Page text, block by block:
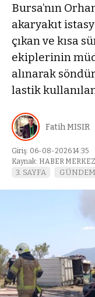
Bursa’nın
akaryakıt
çıkan ve kısa
ekiplerinin
alınarak
lastik
Fatih MISIR
Giriş: 06-08-2026 14:35
Kaynak: HABER
3. SAYFA GÜNDEM